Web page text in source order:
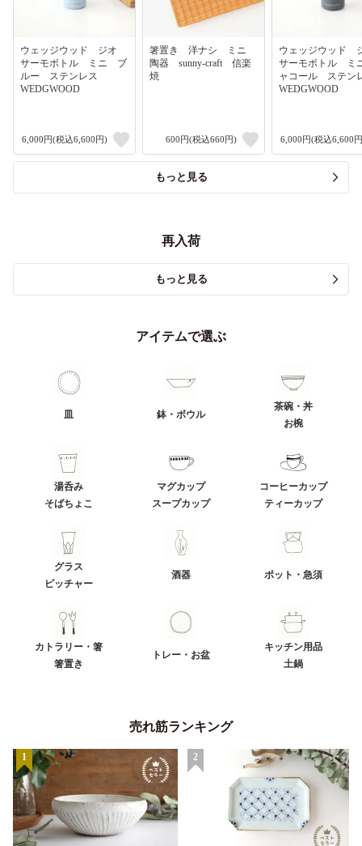
ウェッジウッド ジオ
サーモボトル ミニ ブ
ルー ステンレス
WEDGWOOD
6,000円(税込6,600円)
箸置き 洋ナシ ミニ
陶器 sunny-craft 信楽
焼
600円(税込660円)
ウェッジウッド
サーモボトル
ャコール ステ
WEDGWOOD
6,000円(税込6,600
もっと見る
再入荷
もっと見る
アイテムで選ぶ
皿 鉢・ボウル
茶碗・丼
お椀
湯呑み
そばちょこ
マグカップ
スープカップ
コーヒーカップ
ティーカップ
グラス
ピッチャー
酒器 ポット・急須
カトラリー・箸
箸置き
トレー・お盆
キッチン用品
土鍋
売れ筋ランキング
1 2